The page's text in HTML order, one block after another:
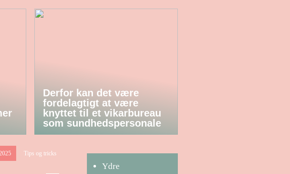
Derfor kan det være
fordelagtigt at være
knyttet til et vikarbureau
som sundhedspersonale
Tips og tricks
Ydre